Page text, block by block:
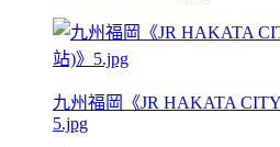
九州福岡《JR HAKATA
5.jpg